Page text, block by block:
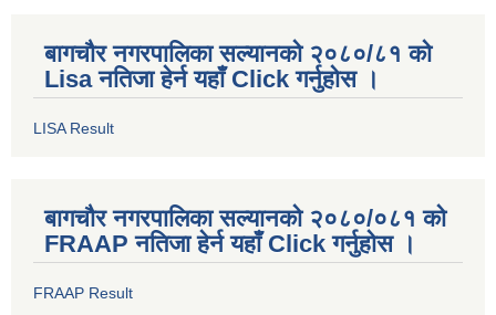
बागचौर नगरपालिका सल्यानको २०८०/८१ को
Lisa नतिजा हेर्न यहाँ Click गर्नुहोस ।
LISA Result
बागचौर नगरपालिका सल्यानको २०८०/०८१ को
FRAAP नतिजा हेर्न यहाँ Click गर्नुहोस ।
FRAAP Result